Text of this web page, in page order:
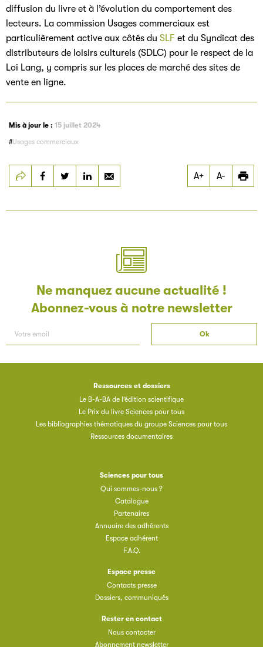
diffusion du livre et à l’évolution du comportement des
lecteurs. La commission Usages commerciaux est
particulièrement active aux côtés du SLF et du Syndicat des
distributeurs de loisirs culturels (SDLC) pour le respect de la
Loi Lang, y compris sur les places de marché des sites de
vente en ligne.
Mis à jour le : 15 juillet 2024
Usages commerciaux
Partager
Usages commerciaux
Partager
Usages commerciaux
Partager
Usages commerciaux
A+ A-
Ne manquez aucune actualité !
Abonnez-vous à notre newsletter
Ressources et dossiers
Le B-A-BA de l’édition scientifique
Le Prix du livre Sciences pour tous
Les bibliographies thématiques du groupe Sciences pour tous
Ressources documentaires
Sciences pour tous
Qui sommes-nous ?
Catalogue
Partenaires
Annuaire des adhérents
Espace adhérent
F.A.Q.
Espace presse
Contacts presse
Dossiers, communiqués
Rester en contact
Nous contacter
Abonnement newsletter